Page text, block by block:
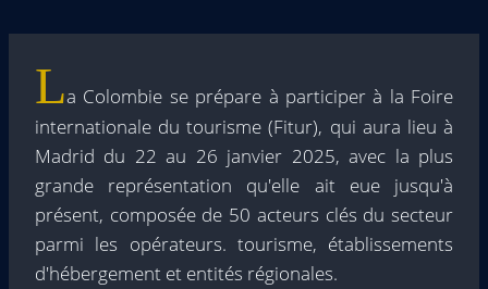
La Colombie se prépare à participer à la Foire
internationale du tourisme (Fitur), qui aura lieu à
Madrid du 22 au 26 janvier 2025, avec la plus
grande représentation qu'elle ait eue jusqu'à
présent, composée de 50 acteurs clés du secteur
parmi les opérateurs. tourisme, établissements
d'hébergement et entités régionales.